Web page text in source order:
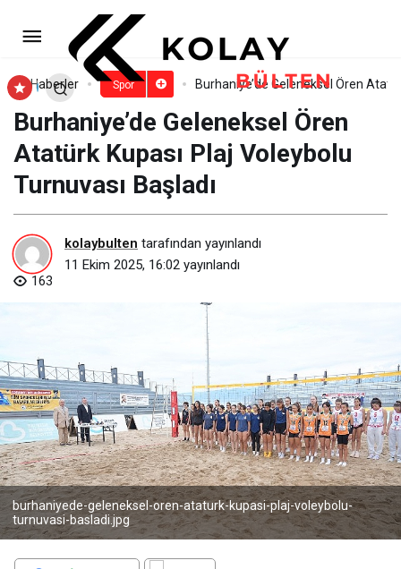
Haberler Spor Burhaniye’de Geleneksel Ören
Burhaniye’de Geleneksel Ören
Atatürk Kupası Plaj Voleybolu
Turnuvası Başladı
kolaybulten tarafından yayınlandı
11 Ekim 2025, 16:02 yayınlandı
163
burhaniyede-geleneksel-oren-ataturk-kupasi-plaj-voleybolu-
turnuvasi-basladi.jpg
Başkan Altay: “2025’te Amatör
Spor Kulüplerimize 144 Milyon Lira Aynî
ve Nakdî Destekte Bulunduk”
Yorum Yap Paylaş